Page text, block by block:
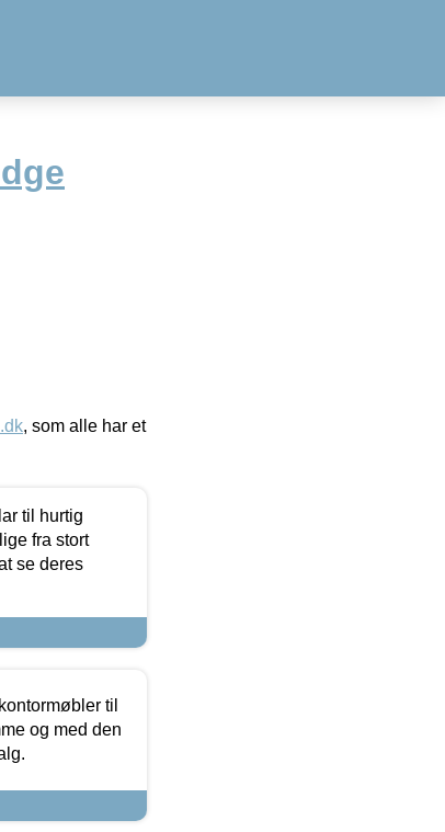
, som alle har et
til hurtig
fra stort
se deres
til
og med den